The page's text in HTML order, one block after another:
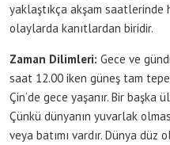
yaklaştıkça akşam saatlerinde
olaylarda kanıtlardan biridir.
Zaman Dilimleri: Gece ve
saat 12.00 iken güneş tam
Çin’de gece yaşanır. Bir başka
Çünkü dünyanın yuvarlak
veya batımı vardır. Dünya düz